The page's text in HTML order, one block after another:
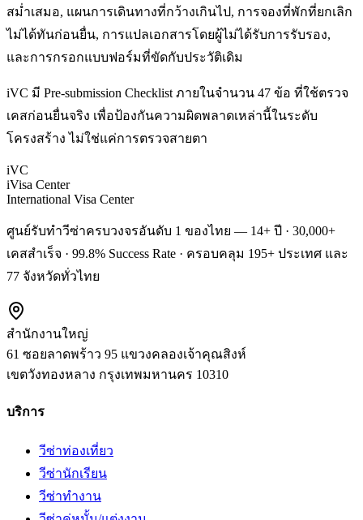
สม่ำเสมอ, แผนการเดินทางที่กว้างเกินไป, การจองที่พักที่ยกเลิก
ไม่ได้ทันก่อนยื่น, การแปลเอกสารโดยผู้ไม่ได้รับการรับรอง,
และการกรอกแบบฟอร์มที่ขัดกับประวัติเดิม
iVC มี Pre-submission Checklist ภายในจำนวน 47 ข้อ ที่ใช้ตรวจ
เคสก่อนยื่นจริง เพื่อป้องกันความผิดพลาดเหล่านี้ในระดับ
โครงสร้าง ไม่ใช่แค่การตรวจสายตา
iVC
iVisa Center
International Visa Center
ศูนย์รับทำวีซ่าครบวงจรอันดับ 1 ของไทย — 14+ ปี · 30,000+
เคสสำเร็จ · 99.8% Success Rate · ครอบคลุม 195+ ประเทศ และ
77 จังหวัดทั่วไทย
สำนักงานใหญ่
61 ซอยลาดพร้าว 95 แขวงคลองเจ้าคุณสิงห์
เขตวังทองหลาง กรุงเทพมหานคร 10310
บริการ
วีซ่าท่องเที่ยว
วีซ่านักเรียน
วีซ่าทำงาน